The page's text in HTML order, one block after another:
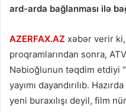
ard-arda bağlanması ilə
AZERFAX.AZ xəbər verir
proqramlarından sonra,
Nəbioğlunun təqdim etdiyi
yayımı dayandırılıb.
yeni buraxılışı deyil, film